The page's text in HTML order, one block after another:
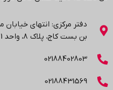
دفتر مرکزی: انتهاي خیابان
بن بست کاج، پلاک ۸، واحد 1
02188402803
02188431569